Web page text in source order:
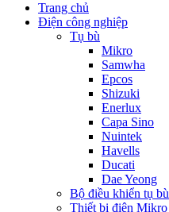
Trang chủ
Điện công nghiệp
Tụ bù
Mikro
Samwha
Epcos
Shizuki
Enerlux
Capa Sino
Nuintek
Havells
Ducati
Dae Yeong
Bộ điều khiển tụ bù
Thiết bị điện Mikro